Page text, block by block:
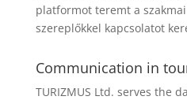
platformot teremt a
szereplőkkel kapcsolatot
Communication in
TURIZMUS Ltd. serves the